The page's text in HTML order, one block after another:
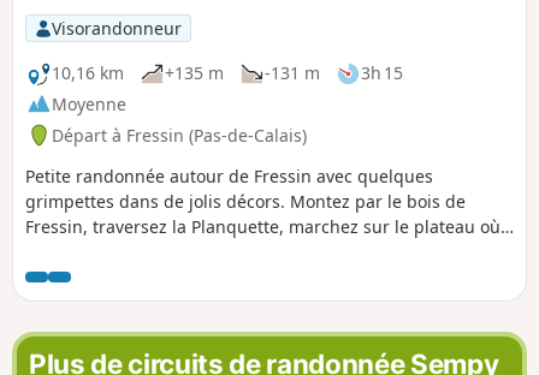
Visorandonneur
10,16 km
+135 m -131 m
3h 15
Moyenne
Départ à Fressin (Pas-de-Calais)
Petite randonnée autour de Fressin avec quelques
grimpettes dans de jolis décors. Montez par le bois de
Fressin, traversez la Planquette, marchez sur le plateau où
château que vous contemplez de plus près sur le retour.
Sentier bien balisé Jaune. Certains diront que cela est
inutile de retranscrire des chemins balisés mais pour moi il
est important de les faire connaître de la communauté.
Plus de circuits de randonnée Sempy